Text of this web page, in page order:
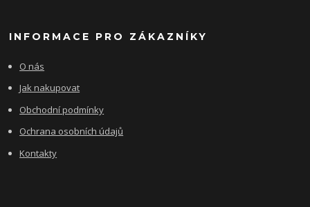
INFORMACE PRO ZÁKAZNÍKY
O nás
Jak nakupovat
Obchodní podmínky
Ochrana osobních údajů
Kontakty